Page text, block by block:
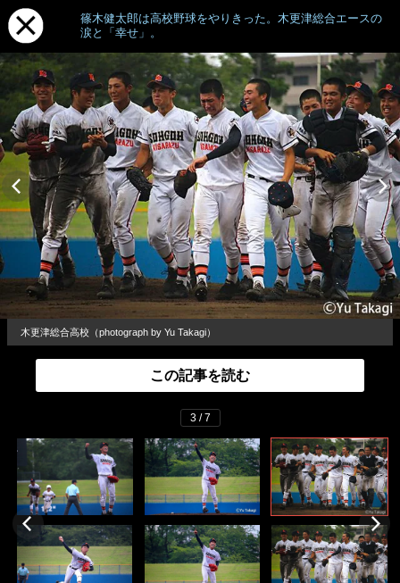
篠木健太郎は高校野球をやりきった。木更津総合エースの
涙と「幸せ」。
木更津総合高校（photograph by Yu Takagi）
この記事を読む
3 / 7